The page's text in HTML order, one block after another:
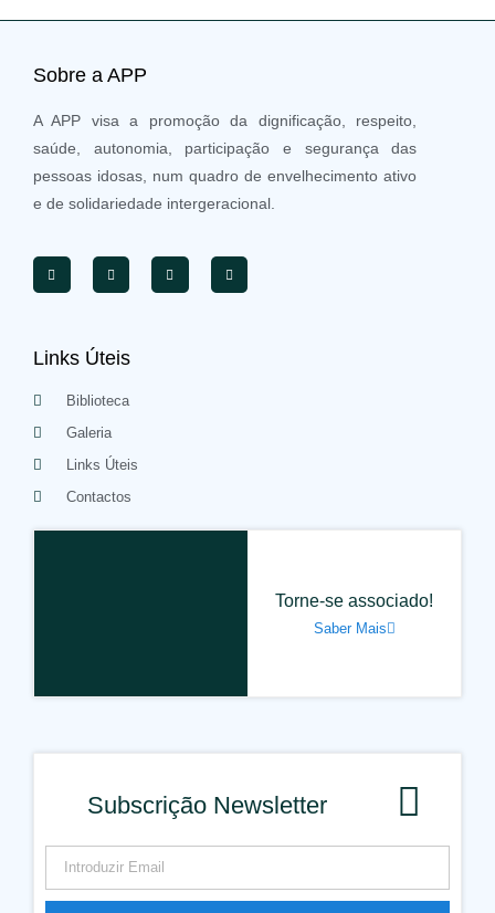
Sobre a APP
A APP visa a promoção da dignificação, respeito,
saúde, autonomia, participação e segurança das
pessoas idosas, num quadro de envelhecimento ativo
e de solidariedade intergeracional.
Links Úteis
Biblioteca
Galeria
Links Úteis
Contactos
Torne-se associado!
Saber Mais
Subscrição Newsletter